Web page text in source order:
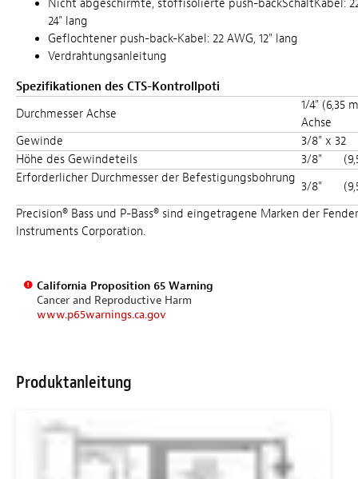
Nicht abgeschirmte, stoffisolierte push-backSchaltKabel:
24" lang
Geflochtener push-back-Kabel: 22 AWG, 12" lang
Verdrahtungsanleitung
Spezifikationen des CTS-Kontrollpoti
Durchmesser Achse
1/4" (6,35
Achse
Gewinde
3/8" x 32
Höhe des Gewindeteils
3/8"
Erforderlicher Durchmesser der Befestigungsbohrung
3/8"
Precision® Bass und P-Bass® sind eingetragene Marken der
Instruments Corporation.
California Proposition 65 Warning
Cancer and Reproductive Harm
www.p65warnings.ca.gov
Produktanleitung